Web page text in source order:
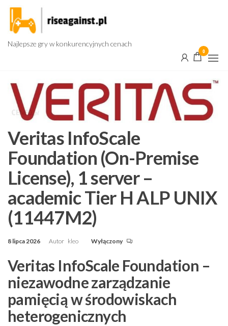
Przejdź
treści
Najlepsze gry w konkurencyjnych cenach
0
Veritas InfoScale
Foundation (On-Premise
License), 1 server –
academic Tier H ALP UNIX
(11447M2)
8 lipca 2026 Autor kleo Wyłączony
Veritas InfoScale Foundation –
niezawodne zarządzanie
pamięcią w środowiskach
heterogenicznych